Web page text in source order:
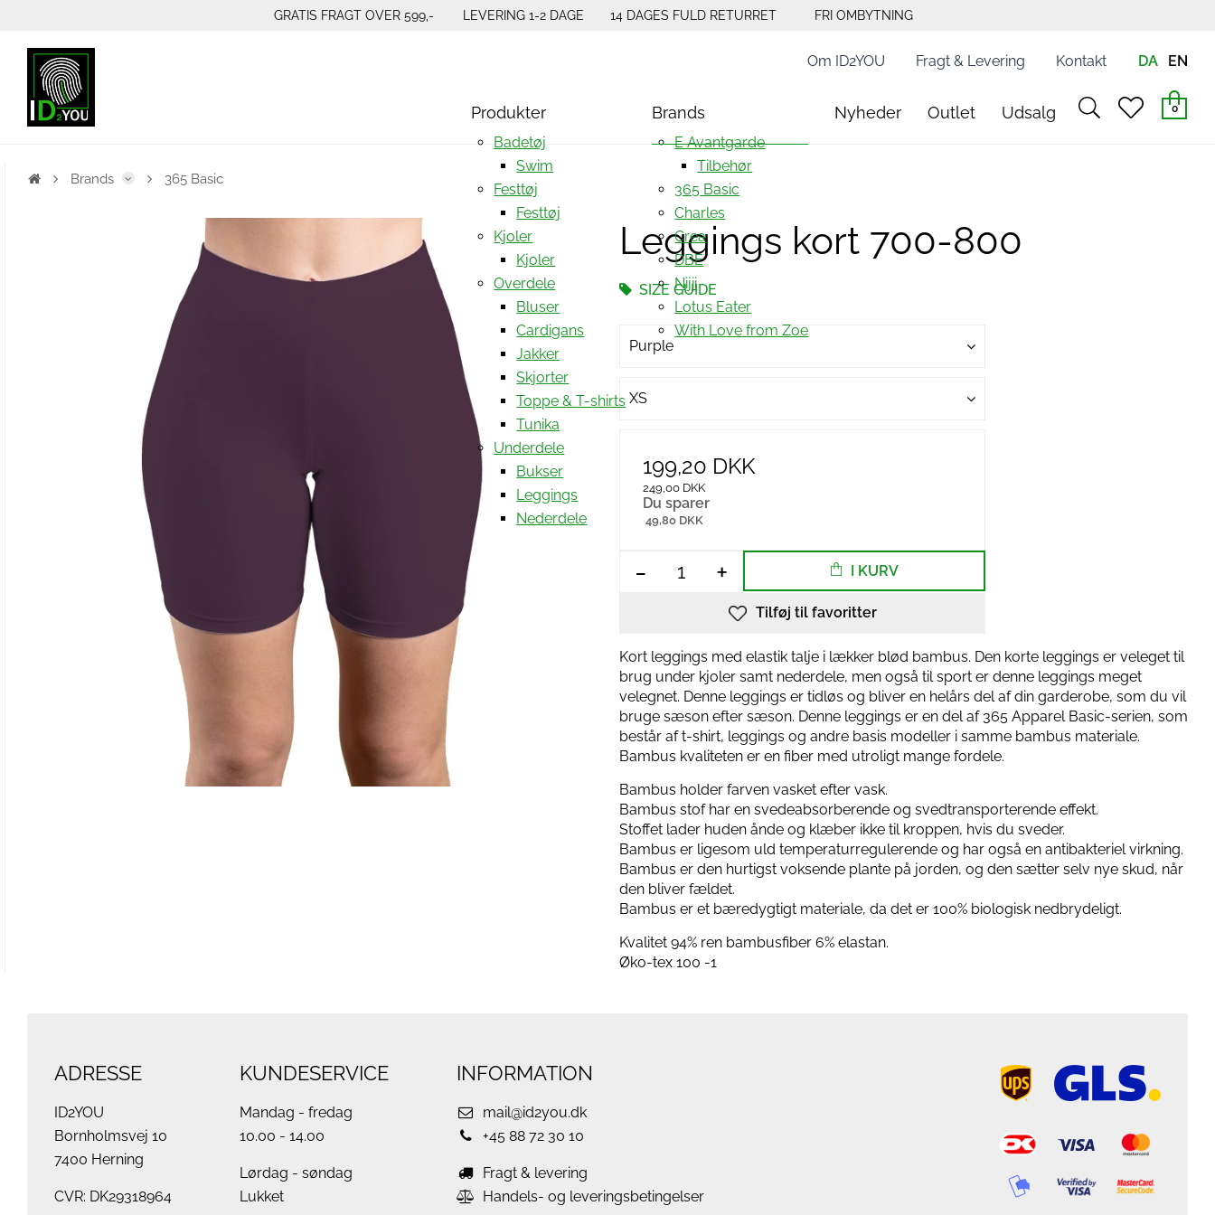
GRATIS FRAGT OVER 599,- LEVERING 1-2 DAGE 14 DAGES FULD RETURRET FRI OMBYTNING
Produkter
Badetøj
Swim
Festtøj
Festtøj
Kjoler
Kjoler
Overdele
Bluser
Cardigans
Jakker
Skjorter
Toppe & T-shirts
Tunika
Underdele
Bukser
Leggings
Nederdele
Brands
E Avantgarde
Tilbehør
365 Basic
Charles
Crea
DBE
Nijii
Lotus Eater
With Love from Zoe
Nyheder Outlet Udsalg
searchheart
0
Om ID2YOU Fragt & Levering Kontakt DA EN
Brands 365 Basic
Leggings kort 700-800
SIZE GUIDE
Purple
XS
199,20 DKK
249,00 DKK
Du sparer
49,80 DKK
- + I KURV
Tilføj til favoritter
Kort leggings med elastik talje i lækker blød bambus. Den korte leggings er veleget til
brug under kjoler samt nederdele, men også til sport er denne leggings meget
velegnet. Denne leggings er tidløs og bliver en helårs del af din garderobe, som du vil
bruge sæson efter sæson. Denne leggings er en del af 365 Apparel Basic-serien, som
består af t-shirt, leggings og andre basis modeller i samme bambus materiale.
Bambus kvaliteten er en fiber med utroligt mange fordele.
Bambus holder farven vasket efter vask.
Bambus stof har en svedeabsorberende og svedtransporterende effekt.
Stoffet lader huden ånde og klæber ikke til kroppen, hvis du sveder.
Bambus er ligesom uld temperaturregulerende og har også en antibakteriel virkning.
Bambus er den hurtigst voksende plante på jorden, og den sætter selv nye skud, når
den bliver fældet.
Bambus er et bæredygtigt materiale, da det er 100% biologisk nedbrydeligt.
Kvalitet 94% ren bambusfiber 6% elastan.
Øko-tex 100 -1
ADRESSE
ID2YOU
Bornholmsvej 10
7400 Herning
CVR: DK29318964
KUNDESERVICE
Mandag - fredag
10.00 - 14.00
Lørdag - søndag
Lukket
INFORMATION
mail@id2you.dk
+45 88 72 30 10
Fragt & levering
Handels- og leveringsbetingelser
ups
logo